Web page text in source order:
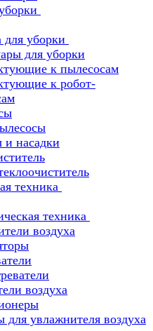
для уборки
для уборки
к пылесосам
к робот-
насадки
техника
техника
воздуха
воздуха
для увлажнителя воздуха